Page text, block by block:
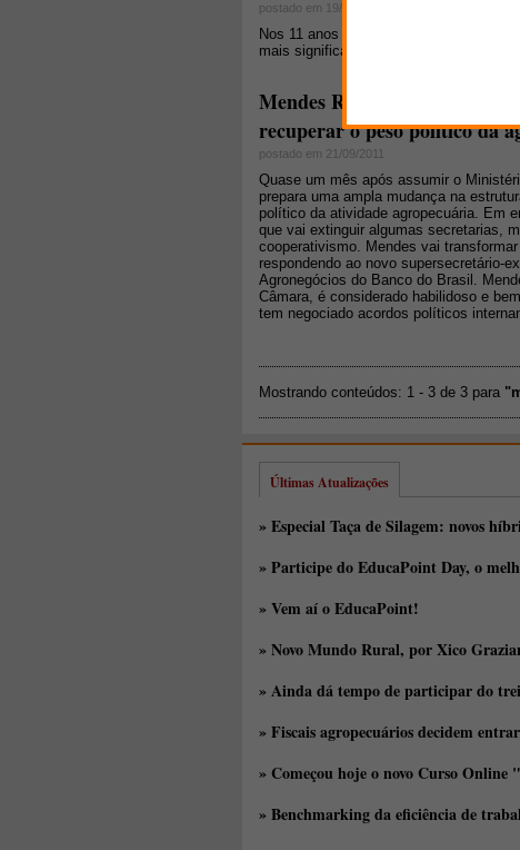
postado em 19/04/2011
Nos 11 anos de trabalho, mudamos 3
mais significativa de todas, pois
Mendes Ribeiro prepara
recuperar o peso político da
postado em 21/09/2011
Quase um mês após assumir o
prepara uma ampla mudança na
político da atividade agropecuária. Em
que vai extinguir algumas secretarias,
cooperativismo. Mendes vai
respondendo ao novo supersecretário-
Agronegócios do Banco do Brasil.
Câmara, é considerado habilidoso e
tem negociado acordos políticos
Mostrando conteúdos: 1 - 3 de 3 para
Últimas Atualizações
» Especial Taça de Silagem: novos
» Participe do EducaPoint Day, o
» Vem aí o EducaPoint!
» Novo Mundo Rural, por Xico
» Ainda dá tempo de participar do
» Fiscais agropecuários decidem
» Começou hoje o novo Curso Online
» Benchmarking da eficiência de